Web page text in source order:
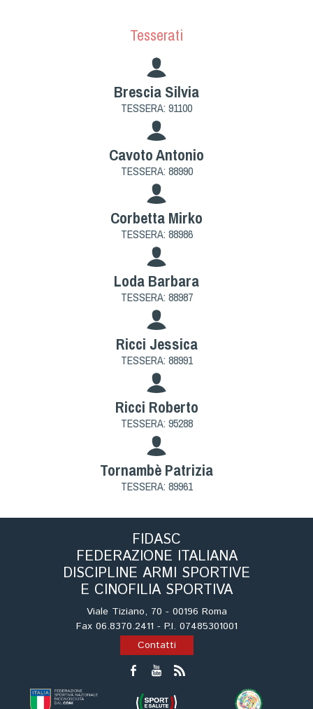
Tesserati
Brescia Silvia
TESSERA: 91100
Cavoto Antonio
TESSERA: 88990
Corbetta Mirko
TESSERA: 88986
Loda Barbara
TESSERA: 88987
Ricci Jessica
TESSERA: 88991
Ricci Roberto
TESSERA: 95288
Tornambè Patrizia
TESSERA: 89961
FIDASC
FEDERAZIONE ITALIANA
DISCIPLINE ARMI SPORTIVE
E CINOFILIA SPORTIVA
Viale Tiziano, 70 - 00196 Roma
Fax 06.8370.2411 - P.I. 07485301001
Contatti
Dog Trail
Dog Triathlon
Hoopers
Mantrailing
Nosework
Obedience
Rally Obedience
Retriever Sport
Ricerca Tartufo
Sheepdog
Sport acquatici
Treibball
Ipo Delta
Freestyle
Protezione civile Sportiva
Cinofilia Venatoria
Sleddog